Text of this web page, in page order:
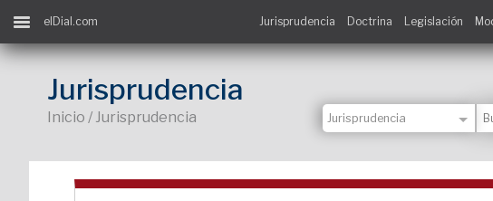
elDial.com Jurisprudencia Doctrina Legislación
Jurisprudencia
Inicio / Jurisprudencia